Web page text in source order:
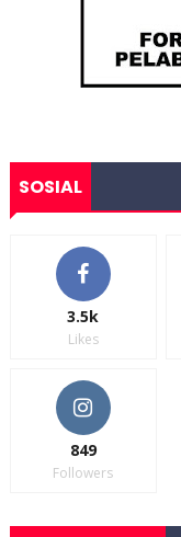
SOSIAL
3.5k
Likes
849
Followers